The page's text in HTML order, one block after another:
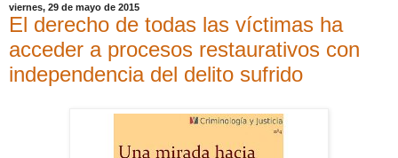
viernes, 29 de mayo de 2015
El derecho de todas las víctimas ha
acceder a procesos restaurativos con
independencia del delito sufrido